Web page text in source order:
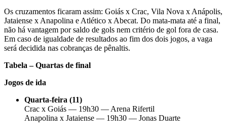
Os cruzamentos ficaram assim: Goiás x Crac, Vila Nova x Anápolis,
Jataiense x Anapolina e Atlético x Abecat. Do mata-mata até a final,
não há vantagem por saldo de gols nem critério de gol fora de casa.
Em caso de igualdade de resultados ao fim dos dois jogos, a vaga
será decidida nas cobranças de pênaltis.
Tabela – Quartas de final
Jogos de ida
Quarta-feira (11)
Crac x Goiás — 19h30 — Arena Rifertil
Anapolina x Jataiense — 19h30 — Jonas Duarte